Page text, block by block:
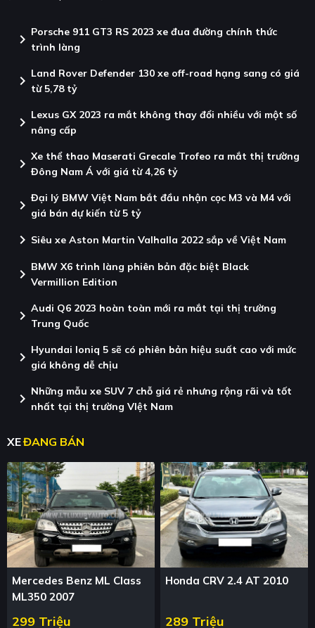
chevron_right Porsche 911 GT3 RS 2023 xe đua đường chính thức
trình làng
chevron_right Land Rover Defender 130 xe off-road hạng sang có giá
từ 5,78 tỷ
chevron_right Lexus GX 2023 ra mắt không thay đổi nhiều với một số
nâng cấp
chevron_right Xe thể thao Maserati Grecale Trofeo ra mắt thị trường
Đông Nam Á với giá từ 4,26 tỷ
chevron_right Đại lý BMW Việt Nam bắt đầu nhận cọc M3 và M4 với
giá bán dự kiến từ 5 tỷ
chevron_right Siêu xe Aston Martin Valhalla 2022 sắp về Việt Nam
chevron_right BMW X6 trình làng phiên bản đặc biệt Black
Vermillion Edition
chevron_right Audi Q6 2023 hoàn toàn mới ra mắt tại thị trường
Trung Quốc
chevron_right Hyundai Ioniq 5 sẽ có phiên bản hiệu suất cao với mức
giá không dễ chịu
chevron_right Những mẫu xe SUV 7 chỗ giá rẻ nhưng rộng rãi và tốt
nhất tại thị trường VIệt Nam
XEĐANG BÁN
Mercedes Benz ML Class
ML350 2007
299 Triệu
Honda CRV 2.4 AT 2010
289 Triệu